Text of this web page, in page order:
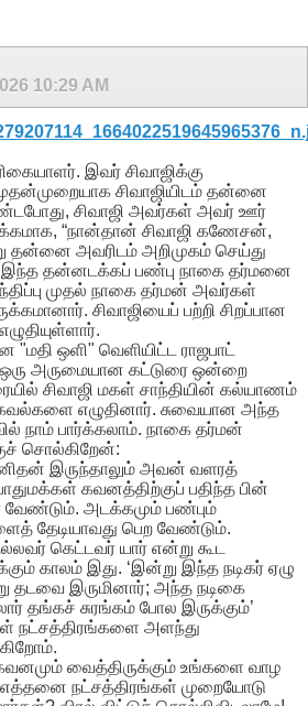
10:29 AM
இவர் சிவாஜிக்கு
சிவாஜியிடம் தன்னை
சிவாஜி அவர்கள் அவர் ஊர்
“நான்தான் சிவாஜி கணேசன்,
தன்னை அவரிடம் அறிமுகம் செய்து
இந்த தன்னடக்கப் பண்பு நாகை தர்மனை
முதல் நாகை தர்மன் அவர்கள்
சிவாஜியைப் பற்றி சிறப்பான
"மதி ஒளி" வெளியிட்ட ராஜபாட்
ஒரு அருமையான கட்டுரை ஒன்றை
சிவாஜி மகள் சாந்தியின் கல்யாணம்
எழுதினார். சுவையான அந்த
நாம் பார்க்கலாம். நாகை தர்மன்
சொல்கிறேன்:
இருந்தாலும் அவன் வளரத்
கவனத்திற்குப் பதிந்த பின்
வேண்டும். அடக்கமும் பண்பும்
தேடியாவது பெற வேண்டும்.
கெட்டவர் யார் என்று கூட
காலம் இது. ‘இன்று இந்த நடிகர் ஏழு
தடவை இருமினார்; அந்த நடிகை
தங்கச் சுரங்கம் போல இருக்கும்’
நட்சத்திரங்களை அளந்து
வைத்திருக்கும் உங்களை வாழ
நட்சத்திரங்கள் முறையோடு